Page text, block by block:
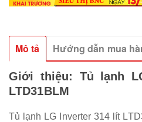
Mô tả Hướng dẫn mua
Giới thiệu: Tủ lạnh
LTD31BLM
Tủ lạnh LG Inverter 314 lít